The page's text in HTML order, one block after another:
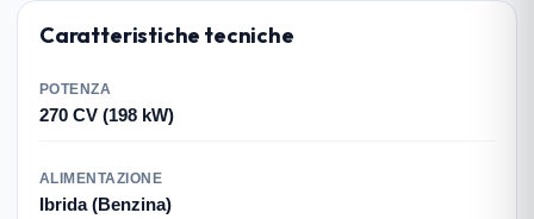
Caratteristiche tecniche
POTENZA
270 CV (198 kW)
ALIMENTAZIONE
Ibrida (Benzina)